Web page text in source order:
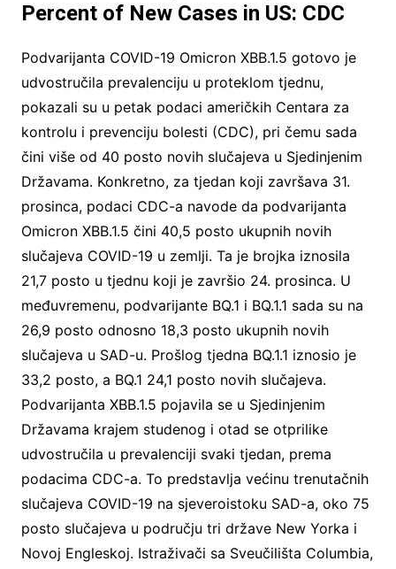
Percent of New Cases in US: CDC
Podvarijanta COVID-19 Omicron XBB.1.5 gotovo je
udvostručila prevalenciju u proteklom tjednu,
pokazali su u petak podaci američkih Centara za
kontrolu i prevenciju bolesti (CDC), pri čemu sada
čini više od 40 posto novih slučajeva u Sjedinjenim
Državama. Konkretno, za tjedan koji završava 31.
prosinca, podaci CDC-a navode da podvarijanta
Omicron XBB.1.5 čini 40,5 posto ukupnih novih
slučajeva COVID-19 u zemlji. Ta je brojka iznosila
21,7 posto u tjednu koji je završio 24. prosinca. U
međuvremenu, podvarijante BQ.1 i BQ.1.1 sada su na
26,9 posto odnosno 18,3 posto ukupnih novih
slučajeva u SAD-u. Prošlog tjedna BQ.1.1 iznosio je
33,2 posto, a BQ.1 24,1 posto novih slučajeva.
Podvarijanta XBB.1.5 pojavila se u Sjedinjenim
Državama krajem studenog i otad se otprilike
udvostručila u prevalenciji svaki tjedan, prema
podacima CDC-a. To predstavlja većinu trenutačnih
slučajeva COVID-19 na sjeveroistoku SAD-a, oko 75
posto slučajeva u području tri države New Yorka i
Novoj Engleskoj. Istraživači sa Sveučilišta Columbia,